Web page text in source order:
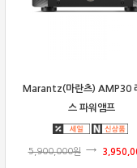
보상
Marantz(마란츠) AMP30
스 파워앰프
5,900,000원